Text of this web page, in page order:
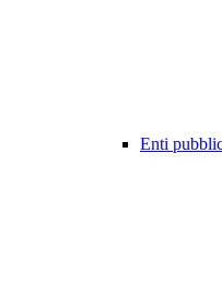
Enti